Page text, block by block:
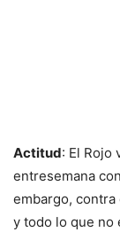
Actitud: El Rojo
entresemana
embargo,
y todo lo que no